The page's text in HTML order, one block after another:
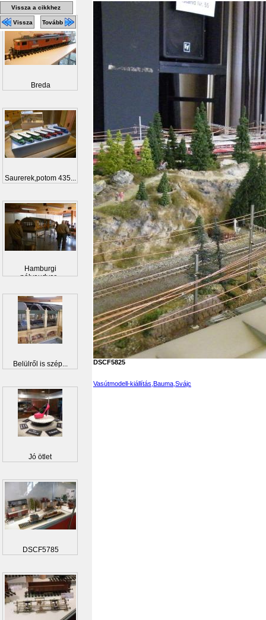
DSCF5825
Vasútmodell-kiállítás,Bauma,Svájc
Vissza a cikkhez
Vissza Tovább
Breda
Saurerek,potom 435...
Hamburgi
pályaudvar...
Belülről is szép...
Jó ötlet
DSCF5785